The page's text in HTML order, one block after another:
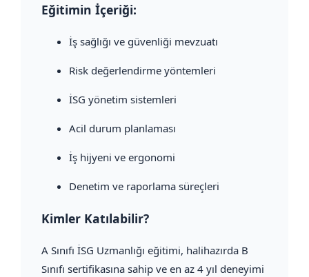
Eğitimin İçeriği:
İş sağlığı ve güvenliği mevzuatı
Risk değerlendirme yöntemleri
İSG yönetim sistemleri
Acil durum planlaması
İş hijyeni ve ergonomi
Denetim ve raporlama süreçleri
Kimler Katılabilir?
A Sınıfı İSG Uzmanlığı eğitimi, halihazırda B
Sınıfı sertifikasına sahip ve en az 4 yıl deneyimi